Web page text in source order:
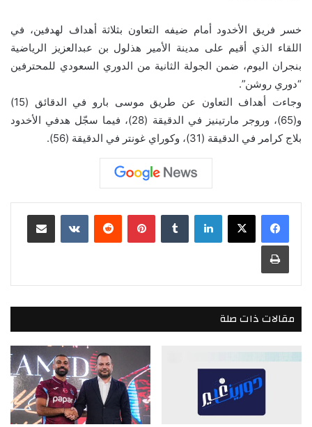
خسر فريق الأخدود أمام ضيفه التعاون بثلاثة أهداف لهدفين، في
اللقاء الذي أقيم على مدينة الأمير هذلول بن عبدالعزيز الرياضية
بنجران اليوم، ضمن الجولة الثانية من الدوري السعودي للمحترفين
“دوري روشن”.
وجاءت أهداف التعاون عن طريق موسى بارو في الدقائق (15)
و(65)، وروجر مارتينيز في الدقيقة (28)، فيما سجّل هدفي الأخدود
بلاج كرامر في الدقيقة (31)، وكوراي غونتر في الدقيقة (56).
لينكدإن بينتيريست مشاركة عبر البريد
طباعة
مقالات ذات صلة